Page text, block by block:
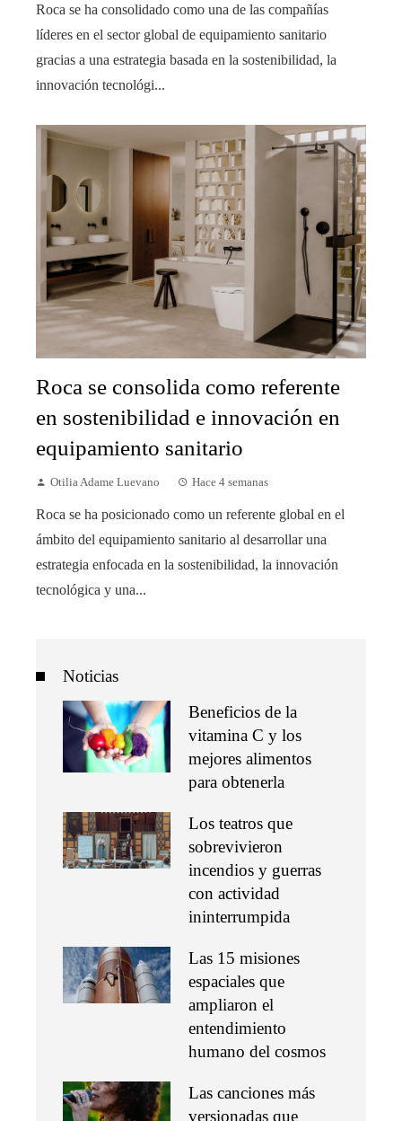
Roca se ha consolidado como una de las compañías
líderes en el sector global de equipamiento sanitario
gracias a una estrategia basada en la sostenibilidad, la
innovación tecnológi...
Roca se consolida como referente
en sostenibilidad e innovación en
equipamiento sanitario
Otilia Adame Luevano Hace 4 semanas
Roca se ha posicionado como un referente global en el
ámbito del equipamiento sanitario al desarrollar una
estrategia enfocada en la sostenibilidad, la innovación
tecnológica y una...
Noticias
Beneficios de la
vitamina C y los
mejores alimentos
para obtenerla
Los teatros que
sobrevivieron
incendios y guerras
con actividad
ininterrumpida
Las 15 misiones
espaciales que
ampliaron el
entendimiento
humano del cosmos
Las canciones más
versionadas que